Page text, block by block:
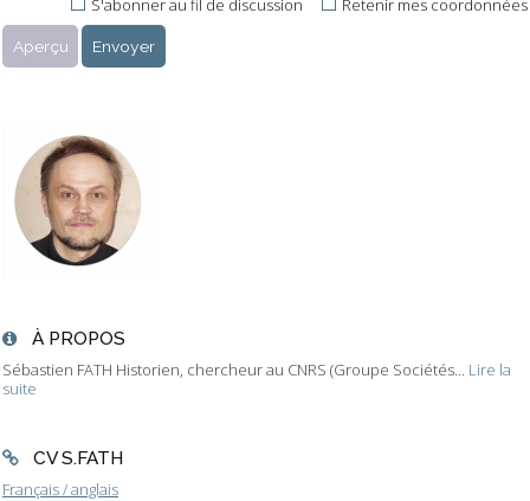
À PROPOS
Sébastien FATH Historien, chercheur au CNRS (Groupe Sociétés... Lire la
suite
CV S.FATH
Français / anglais